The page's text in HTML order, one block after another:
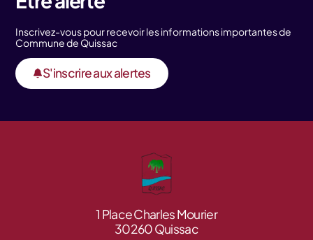
Inscrivez-vous pour recevoir les informations importantes de
Commune de Quissac
S'inscrire aux alertes
1 Place Charles Mourier
30260 Quissac